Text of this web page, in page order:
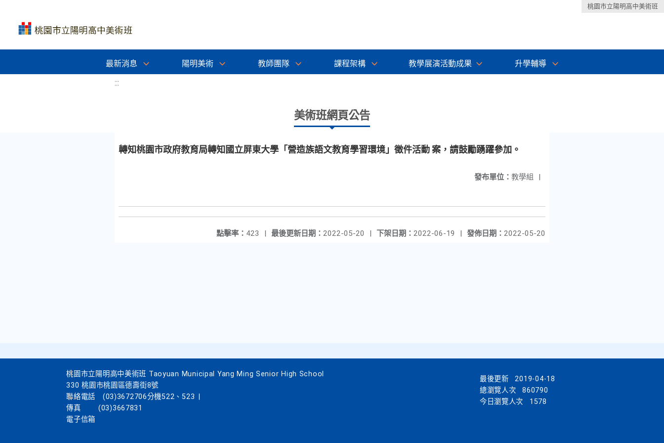
桃園市立陽明高中美術班
最新消息 陽明美術 教師團隊 課程架構 教學展演活動成果 升學輔導
:::
美術班網頁公告
轉知桃園市政府教育局轉知國立屏東大學「營造族語文教育學習環境」徵件活動 案，請鼓勵踴躍參加。
發布單位： 教學組 |
發佈日期： 2022-05-20
下架日期： 2022-06-19 |
最後更新日期： 2022-05-20 |
點擊率： 423 |
桃園市立陽明高中美術班 Taoyuan Municipal Yang Ming Senior High School
330 桃園市桃園區德壽街8號
聯絡電話
(03)3672706分機522、523
傳真
(03)3667831
電子信箱
最後更新
2019-04-18
總瀏覽人次
860790
今日瀏覽人次
1578